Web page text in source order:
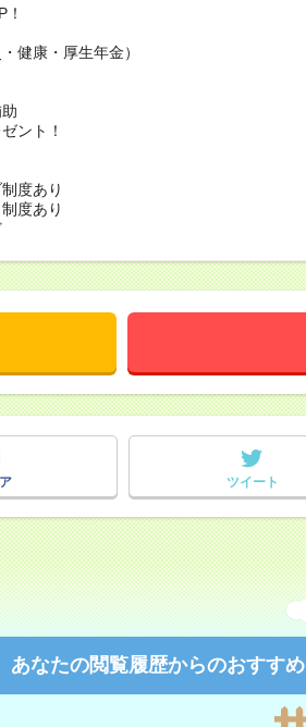
健康・厚生年金）
ント！
度あり
度あり
ツイート
あなたの閲覧履歴からのおすすめ